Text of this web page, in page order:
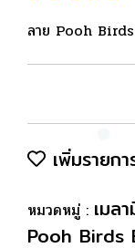
ลาย Pooh
เพิ่มรายก
หมวดหมู่ : เมล
Pooh Birds